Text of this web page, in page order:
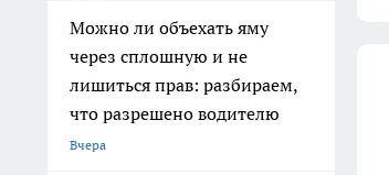
Можно ли объехать яму
через сплошную и не
лишиться прав: разбираем,
что разрешено водителю
Вчера